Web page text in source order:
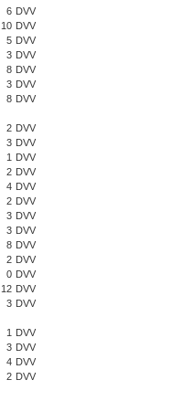
6 DVV
10 DVV
5 DVV
3 DVV
8 DVV
3 DVV
8 DVV
2 DVV
3 DVV
1 DVV
2 DVV
4 DVV
2 DVV
3 DVV
3 DVV
8 DVV
2 DVV
0 DVV
12 DVV
3 DVV
1 DVV
3 DVV
4 DVV
2 DVV